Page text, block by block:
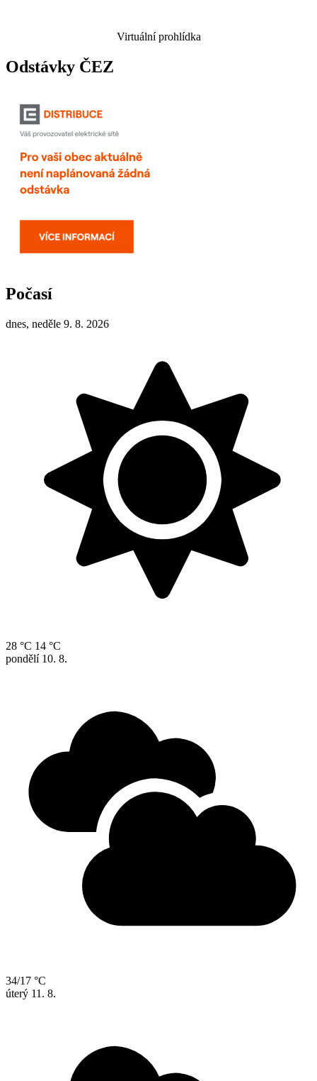
Virtuální prohlídka
Odstávky ČEZ
Počasí
dnes, neděle 9. 8. 2026
28 °C 14 °C
pondělí 10. 8.
34/17 °C
úterý 11. 8.